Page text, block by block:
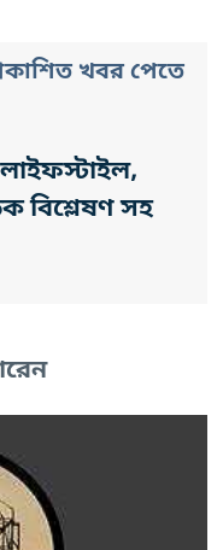
খবর পেতে
বিশ্লেষণ সহ